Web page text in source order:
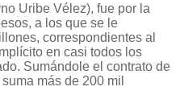
Uribe Vélez), fue por la
a los que se le
correspondientes al
en casi todos los
Sumándole el contrato de
más de 200 mil